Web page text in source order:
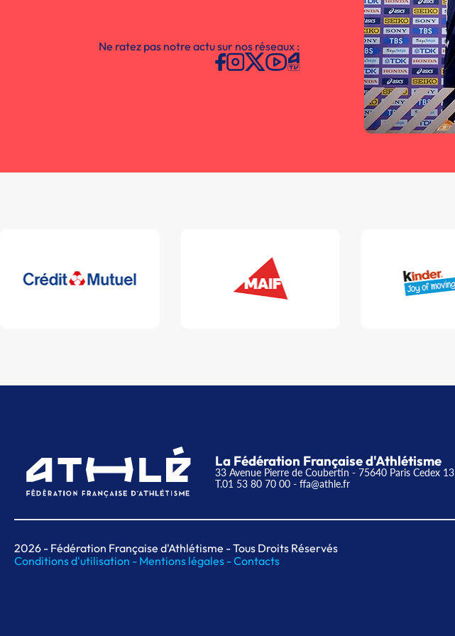
Ne ratez pas notre actu sur nos réseaux :
La Fédération Française d'Athlétisme
33 Avenue Pierre de Coubertin - 75640 Paris Cedex 13
T.01 53 80 70 00 - ffa@athle.fr
2026 - Fédération Française d'Athlétisme - Tous Droits Réservés
Conditions d'utilisation - Mentions légales -Contacts